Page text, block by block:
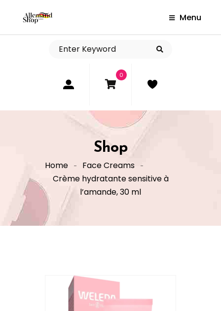
Menu
0
Shop
Home
Face Creams
Crème hydratante sensitive à
l’amande, 30 ml